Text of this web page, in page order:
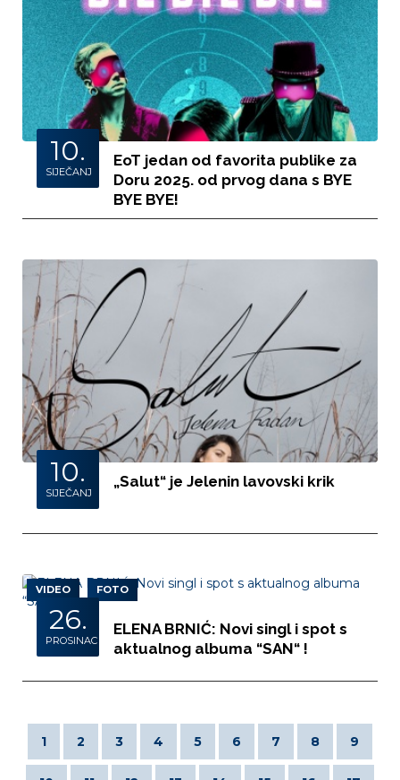
10.
SIJEČANJ
EoT jedan od favorita publike za
Doru 2025. od prvog dana s BYE
BYE BYE!
10.
SIJEČANJ
„Salut“ je Jelenin lavovski krik
VIDEO FOTO
26.
PROSINAC
ELENA BRNIĆ: Novi singl i spot s
aktualnog albuma “SAN“ !
1 2 3 4 5 6 7 8 9